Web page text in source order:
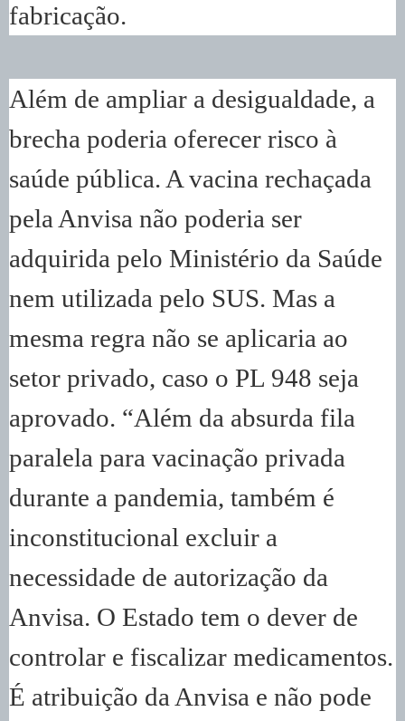
fabricação.
Além de ampliar a desigualdade, a
brecha poderia oferecer risco à
saúde pública. A vacina rechaçada
pela Anvisa não poderia ser
adquirida pelo Ministério da Saúde
nem utilizada pelo SUS. Mas a
mesma regra não se aplicaria ao
setor privado, caso o PL 948 seja
aprovado. “Além da absurda fila
paralela para vacinação privada
durante a pandemia, também é
inconstitucional excluir a
necessidade de autorização da
Anvisa. O Estado tem o dever de
controlar e fiscalizar medicamentos.
É atribuição da Anvisa e não pode